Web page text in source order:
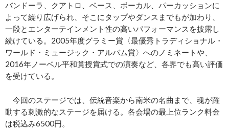
バンドーラ、クアトロ、ベース、ボーカル、パーカッションに
よって繰り広げられ、そこにタップやダンスまでもが加わり、
一段とエンターテインメント性の高いパフォーマンスを披露し
続けている。2005年度グラミー賞〈最優秀トラディショナル・
ワールド・ミュージック・アルバム賞〉へのノミネートや、
2016年ノーベル平和賞授賞式での演奏など、各界でも高い評価
を受けている。
今回のステージでは、伝統音楽から南米の名曲まで、魂が躍
動する刺激的なステージを届ける。各会場の最上位ランク料金
は税込み6500円。